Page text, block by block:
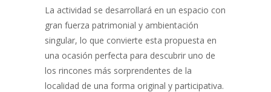
La actividad se desarrollará en un espacio con
gran fuerza patrimonial y ambientación
singular, lo que convierte esta propuesta en
una ocasión perfecta para descubrir uno de
los rincones más sorprendentes de la
localidad de una forma original y participativa.